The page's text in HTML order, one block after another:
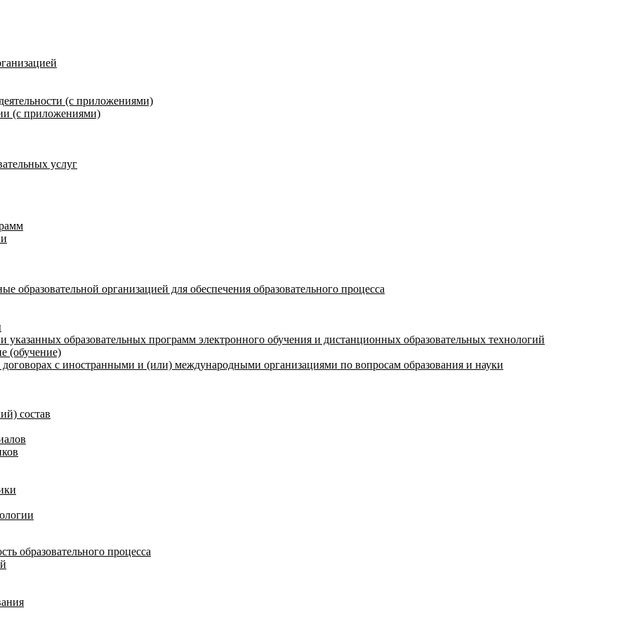
(с приложениями)
(с приложениями)
услуг
образовательной организацией для обеспечения образовательного процесса
образовательных программ электронного обучения и дистанционных образовательных технологий
(обучение)
с иностранными и (или) международными организациями по вопросам образования и науки
состав
образовательного процесса